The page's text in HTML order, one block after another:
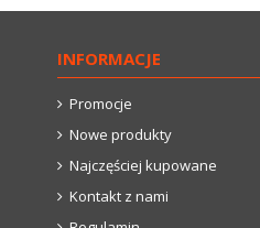
INFORMACJE
Promocje
Nowe produkty
Najczęściej kupowane
Kontakt z nami